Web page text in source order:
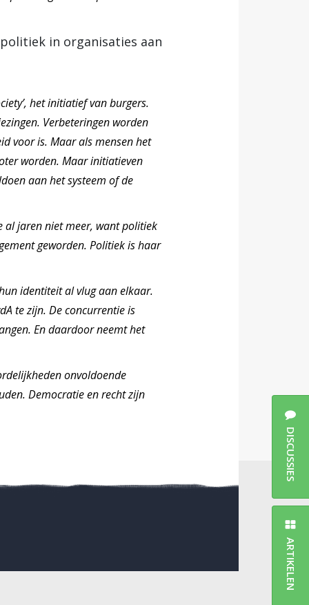
in organisaties aan
het initiatief van burgers.
Verbeteringen worden
voor is. Maar als mensen het
worden. Maar initiatieven
aan het systeem of de
al jaren niet meer, want politiek
geworden. Politiek is haar
identiteit al vlug aan elkaar.
te zijn. De concurrentie is
En daardoor neemt het
onvoldoende
Democratie en recht zijn
DISCUSSIES
ARTIKELEN